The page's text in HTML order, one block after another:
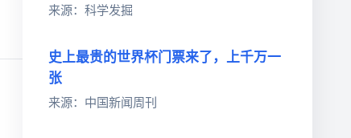
来源：科学发掘
史上最贵的世界杯门票来了，上千万一
张
来源：中国新闻周刊